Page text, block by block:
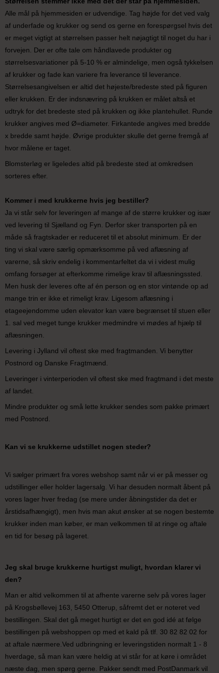
Alle mål på hjemmesiden er udvendige. Tag højde for det ved valg
af underfade og krukker og send os gerne en forespørgsel hvis det
er meget vigtigt at størrelsen passer helt nøjagtigt til noget du har i
forvejen. Der er ofte tale om håndlavede produkter og
størrelsesvariationer på 5-10 % er almindelige, men også tykkelsen
af krukker og fade kan variere fra leverance til leverance.
Størrelsesangivelsen er altid det højeste/bredeste sted på figuren
eller krukken. Er der indsnævring på krukken er målet altså et
udtryk for det bredeste sted på krukken og ikke plantehullet. Runde
krukker angives med Ø=diameter. Firkantede angives med bredde
x bredde samt højde. Øvrige produkter skulle det gerne fremgå af
hvor målene er taget.
Blomsterløg er ligeledes altid på bredeste sted at omkredsen
sorteres efter.
Kommer i med krukkerne hvis jeg bestiller?
Ja vi står selv for leveringen af mange af de større krukker og især
ved levering til Sjælland og Fyn. Derfor sker transporten på en
måde så fragtskader er reduceret til et absolut minimum. Er der
ting vi skal være særlig opmærksomme på ved aflæsning af
varerne, så skriv endelig i kommentarfeltet da vi i videst mulig
omfang forsøger at efterkomme rimelige krav til aflæsningssted.
Men husk der leveres ofte af én person og en stor vintønde op ad
mange trin er ikke et rimeligt krav. Ligesom aflæsning i
etageejendomme uden elevator kan være begrænset til stuen eller
1. sal ved meget tunge krukker medmindre vi mødes af hjælp til
aflæsningen.
Levering i Jylland vil oftest ske med fragtmanden. Vi benytter
Postnord og Danske Fragtmænd.
Leveringer i vinterperioden vil oftest ske med fragtmand i det meste
af landet.
Mindre produkter og små lette krukker sendes som pakke primært
med Postnord.
Kan vi se krukkerne udstillet nogen steder?
Vi sælger primært fra vores webshop samt når vi er på messer og
udstillinger eller holder lagersalg. Vi har desuden normalt åbent på
vores lager hver fredag (se mere under åbningstider da det er
årstidsafhængigt), men hvis man akut ønsker at se nogen bestemte
krukker inden man køber, er man velkommen til at ringe og aftale
en tid for besøg på lageret.
Jeg skal bruge krukkerne hurtigst muligt, hvordan klarer vi
den?
Man er altid velkommen til at afhente varerne selv på vores lager
på Krogsbøllevej 163, 5450 Otterup, såfremt det er noteret ved
bestillingen. Skal det gå meget hurtigt er det en god idé at følge
bestillingen på webshoppen op med et kald på tlf. 30 82 82 02 for
at aftale nærmere.Ved udbringning er leveringstiden normalt 1 - 8
hverdage, så man kan være heldig at vi står for at køre i området
næste dag, men spørg gerne. Pakker sendt med PostDanmark vil